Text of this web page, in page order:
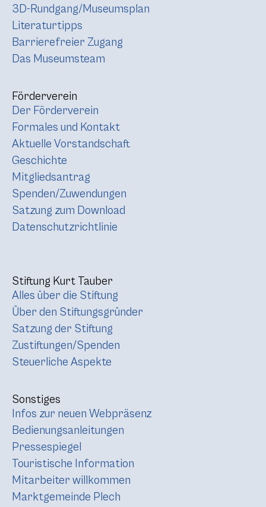
3D-Rundgang/Museumsplan
Literaturtipps
Barrierefreier Zugang
Das Museumsteam
Förderverein
Der Förderverein
Formales und Kontakt
Aktuelle Vorstandschaft
Geschichte
Mitgliedsantrag
Spenden/Zuwendungen
Satzung zum Download
Datenschutzrichtlinie
Stiftung Kurt Tauber
Alles über die Stiftung
Über den Stiftungsgründer
Satzung der Stiftung
Zustiftungen/Spenden
Steuerliche Aspekte
Sonstiges
Infos zur neuen Webpräsenz
Bedienungsanleitungen
Pressespiegel
Touristische Information
Mitarbeiter willkommen
Marktgemeinde Plech